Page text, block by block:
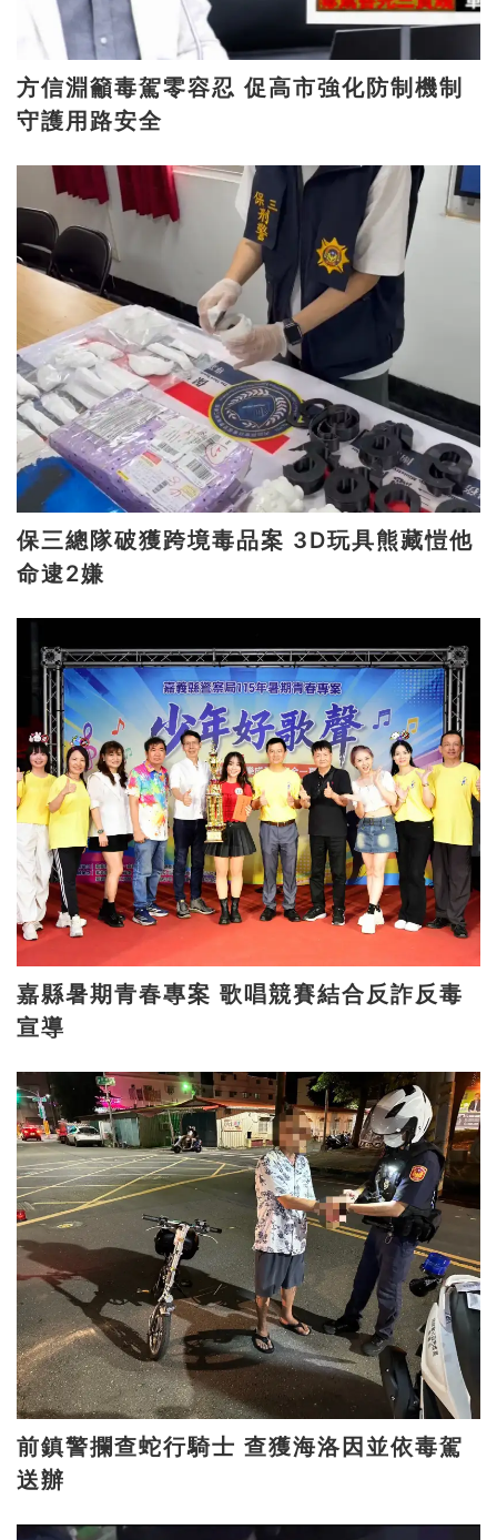
方信淵籲毒駕零容忍 促高市強化防制機制
守護用路安全
保三總隊破獲跨境毒品案 3D玩具熊藏愷他
命逮2嫌
嘉縣暑期青春專案 歌唱競賽結合反詐反毒
宣導
前鎮警攔查蛇行騎士 查獲海洛因並依毒駕
送辦